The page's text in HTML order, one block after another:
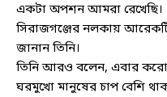
একটা অপশন আমরা রেখেছি।
সিরাজগঞ্জের নলকায়
জানান তিনি।
তিনি আরও বলেন, এবার
ঘরমুখো মানুষের চাপ বেশি